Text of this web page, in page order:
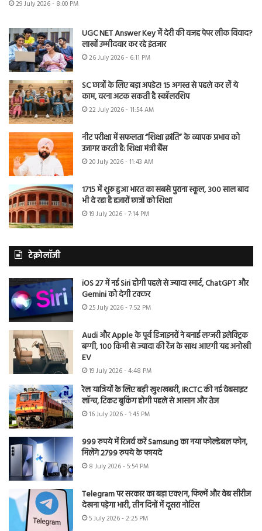
29 July 2026 - 8:00 PM
UGC NET Answer Key में देरी की वजह पेपर लीक विवाद?
लाखों उम्मीदवार कर रहे इंतजार
26 July 2026 - 6:11 PM
SC छात्रों के लिए बड़ा अपडेट! 15 अगस्त से पहले कर लें ये
काम, वरना अटक सकती है स्कॉलरशिप
22 July 2026 - 11:54 AM
नीट परीक्षा में सफलता “शिक्षा क्रांति” के व्यापक प्रभाव को
उजागर करती है: शिक्षा मंत्री बैंस
20 July 2026 - 11:43 AM
1715 में शुरू हुआ भारत का सबसे पुराना स्कूल, 300 साल बाद
भी दे रहा है हजारों छात्रों को शिक्षा
19 July 2026 - 7:14 PM
टेक्नोलॉजी
iOS 27 में नई Siri होगी पहले से ज्यादा स्मार्ट, ChatGPT और
Gemini को देगी टक्कर
25 July 2026 - 7:52 PM
Audi और Apple के पूर्व डिजाइनरों ने बनाई लग्जरी इलेक्ट्रिक
बग्गी, 100 किमी से ज्यादा की रेंज के साथ आएगी यह अनोखी
EV
19 July 2026 - 4:48 PM
रेल यात्रियों के लिए बड़ी खुशखबरी, IRCTC की नई वेबसाइट
लॉन्च, टिकट बुकिंग होगी पहले से आसान और तेज
16 July 2026 - 1:45 PM
999 रुपये में रिजर्व करें Samsung का नया फोल्डेबल फोन,
मिलेंगे 2799 रुपये के फायदे
8 July 2026 - 5:54 PM
Telegram पर सरकार का बड़ा एक्शन, फिल्में और वेब सीरीज
देखना पड़ेगा भारी, तीन दिनों में दूसरा नोटिस
5 July 2026 - 2:25 PM